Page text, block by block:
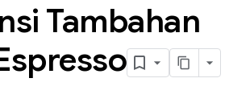
Tambahan